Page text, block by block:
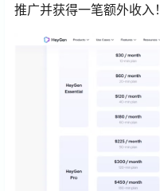
推广并获得一笔额外收入！